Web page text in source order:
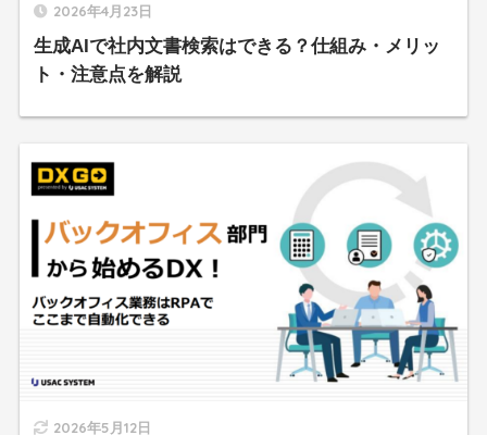
2026年4月23日
生成AIで社内文書検索はできる？仕組み・メリッ
ト・注意点を解説
2026年5月12日